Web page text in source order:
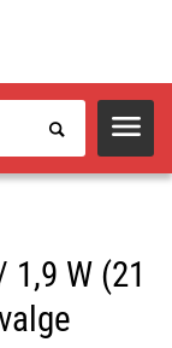
1,9 W (21